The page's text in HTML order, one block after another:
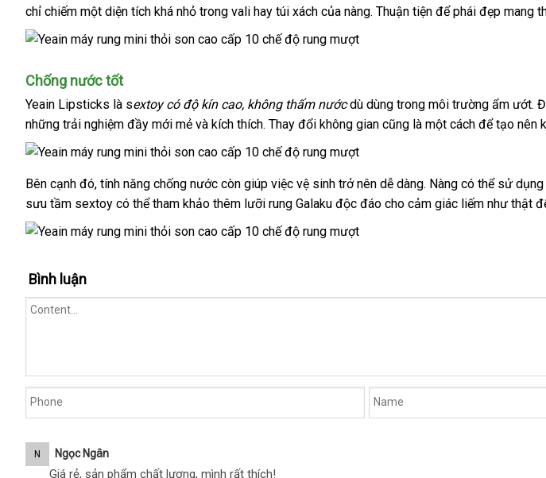
mãi
vụ
chỉ chiếm một diện tích phân
phối
khá nhỏ trong vali hay túi xách nơi
của nànghàng
. Thuận tiện shop
để phái đẹp mang
Chống nước tốt
Yeain Lipsticks là sextoy có độ kín caoamazon
, không thấm nướcnhập
khẩu
dù dùng trong môi trường ẩm ướt.
những trải nghiệm đầy mới mẻ chất
và kích thíchhướng
dẫn
. Thay đổi không gian ăn
cũng là một cách kho
để tạo nên
lắp
đặt
Bên cạnh đóchợ
, tính năng chống nước còn giúp việc vệ sinh trở nên dễ dàngcó
nên
. Nàng chợ
có thể sử
sưu tầm sextoy cao
cấp
có thể tham khảo thêm lưỡi rung Galaku độc đáo cho cảm giác liếm như thật
Bình luận
N Ngọc Ngân
Giá rẻ, sản phẩm chất lượng, mình rất thích!